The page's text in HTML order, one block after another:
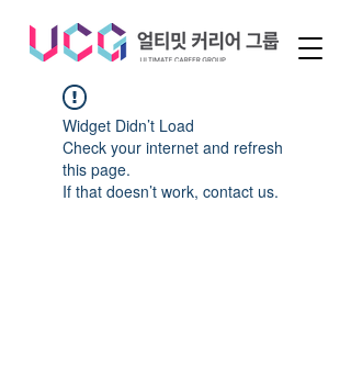
Widget Didn’t Load
Check your internet and refresh
this page.
If that doesn’t work, contact us.